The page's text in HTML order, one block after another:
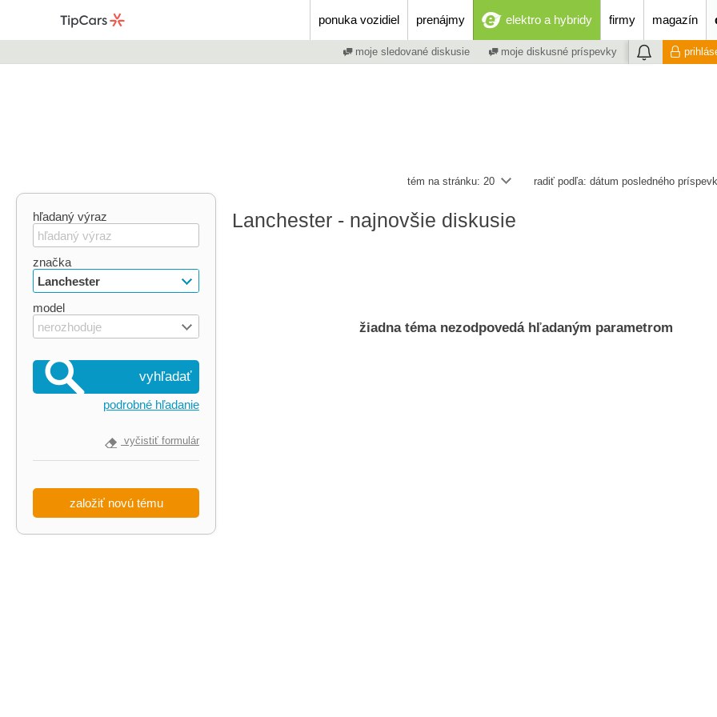
ponuka vozidiel prenájmy elektro a hybridy firmy magazín
moje sledované diskusie moje diskusné príspevky
radiť podľa: dátum posledného
tém na stránku: 20
hľadaný výraz
značka
Lanchester
model
nerozhoduje
vyhľadať
podrobné hľadanie
vyčistiť formulár
založiť novú tému
Lanchester - najnovšie diskusie
žiadna téma nezodpovedá hľadaným parametrom